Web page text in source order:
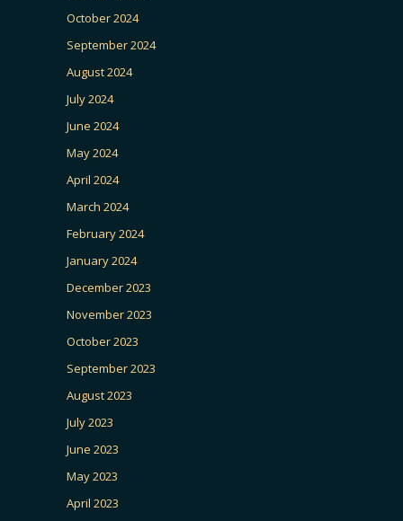
October 2024
September 2024
August 2024
July 2024
June 2024
May 2024
April 2024
March 2024
February 2024
January 2024
December 2023
November 2023
October 2023
September 2023
August 2023
July 2023
June 2023
May 2023
April 2023